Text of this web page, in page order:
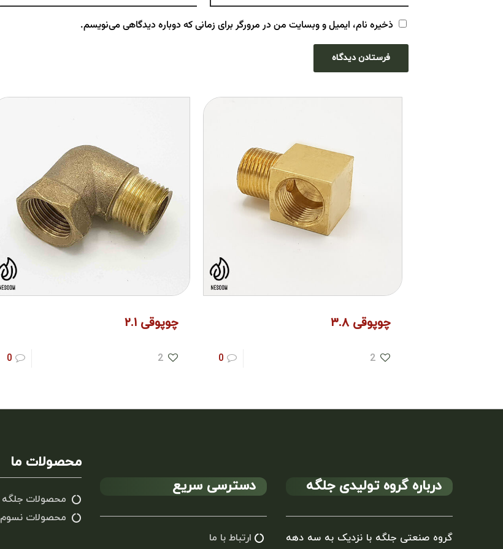
ذخیره نام، ایمیل و وبسایت من در مرورگر برای زمانی که دوباره دیدگاهی می‌نویسم.
چوپوقی ۳.۸
2
0
چوپوقی ۲.۱
2
0
درباره گروه تولیدی جلگه
گروه صنعتی جلگه با نزدیک به سه دهه
دسترسی سریع
ارتباط با ما
محصولات ما
محصولات جلگه
محصولات نسوم